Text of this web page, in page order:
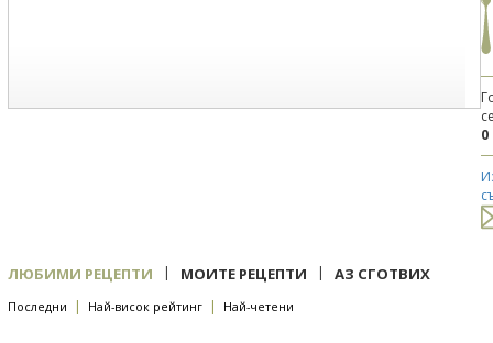
0
ЛЮБИМИ РЕЦЕПТИ | МОИТЕ РЕЦЕПТИ | АЗ СГОТВИХ
Последни | Най-висок рейтинг | Най-четени